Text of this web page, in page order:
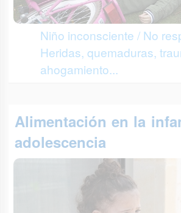
Niño inconsciente / No
Heridas, quemaduras,
ahogamiento...
Alimentación en la
adolescencia